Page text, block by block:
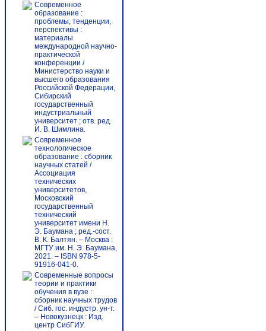
Современное
образование :
проблемы, тенденции,
перспективы :
материалы
международной научно-
практической
конференции /
Министерство науки и
высшего образования
Российской Федерации,
Сибирский
государственный
индустриальный
университет ; отв. ред.
И. В. Шимлина.
Современное
технологическое
образование : cборник
научных статей /
Ассоциация
технических
университетов,
Московский
государственный
технический
университет имени Н.
Э. Баумана ; ред.-сост.
В. К. Балтян. – Москва :
МГТУ им. Н. Э. Баумана,
2021. – ISBN 978-5-
91916-041-0.
Современные вопросы
теории и практики
обучения в вузе :
сборник научных трудов
/ Сиб. гос. индустр. ун-т.
– Новокузнецк : Изд.
центр СибГИУ.